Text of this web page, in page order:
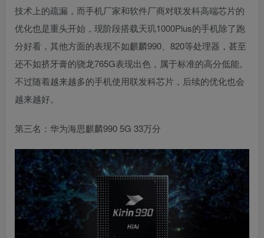
技术上的疏漏，而手机厂家和软件厂商对联发科高端芯片的
优化也是重头开始，现阶段搭载天玑1000Plus的手机除了跑
分好看，其他方面的表现不如麒麟990、820等处理器，甚至
还不如挤牙膏的骁龙765G表现出色，属于标准的高分低能。
不过随着越来越多的手机使用联发科芯片，后续的优化也会
越来越好。
第三名：华为海思麒麟990 5G 33万分